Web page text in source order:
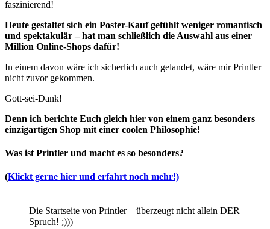
faszinierend!
Heute gestaltet sich ein Poster-Kauf gefühlt weniger romantisch
und spektakulär – hat man schließlich die Auswahl aus einer
Million Online-Shops dafür!
In einem davon wäre ich sicherlich auch gelandet, wäre mir Printler
nicht zuvor gekommen.
Gott-sei-Dank!
Denn ich berichte Euch gleich hier von einem ganz besonders
einzigartigen Shop mit einer coolen Philosophie!
Was ist Printler und macht es so besonders?
(Klickt gerne hier und erfahrt noch mehr!)
Die Startseite von Printler – überzeugt nicht allein DER
Spruch! ;)))